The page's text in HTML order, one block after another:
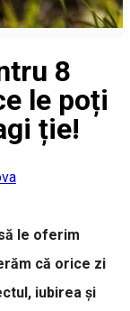
8
le poți
ție!
le oferim
că orice zi
iubirea și